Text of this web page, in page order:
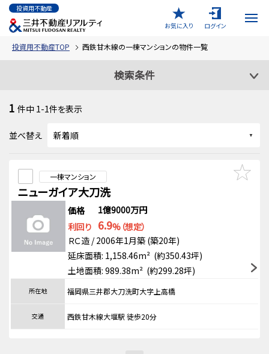
投資用不動産
お気に入り
ログイン
投資用不動産TOP 西鉄甘木線の一棟マンションの物件一覧
検索条件
1 件中 1-1件を表示
並べ替え
一棟マンション
ニューガイア大刀洗
価格
1億9000万円
利回り 6.9%（想定）
ＲＣ造 / 2006年1月築 (築20年)
延床面積: 1,158.46m² (約350.43坪)
土地面積: 989.38m² (約299.28坪)
所在地 福岡県三井郡大刀洗町大字上高橋
交通 西鉄甘木線大堰駅 徒歩20分